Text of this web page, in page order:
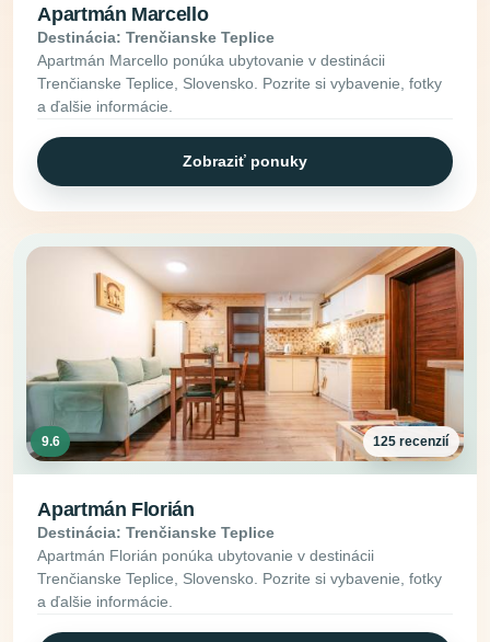
Apartmán Marcello
Destinácia: Trenčianske Teplice
Apartmán Marcello ponúka ubytovanie v destinácii
Trenčianske Teplice, Slovensko. Pozrite si vybavenie, fotky
a ďalšie informácie.
Zobraziť ponuky
9.6 125 recenzií
Apartmán Florián
Destinácia: Trenčianske Teplice
Apartmán Florián ponúka ubytovanie v destinácii
Trenčianske Teplice, Slovensko. Pozrite si vybavenie, fotky
a ďalšie informácie.